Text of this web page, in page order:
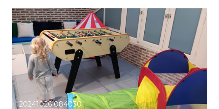
20241026 084030